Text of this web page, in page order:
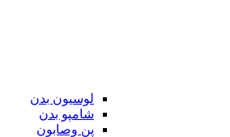
لوسیون بدن
شامپو بدن
پن وصابون